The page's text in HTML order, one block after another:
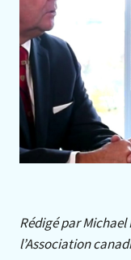
Rédigé par
l’Association